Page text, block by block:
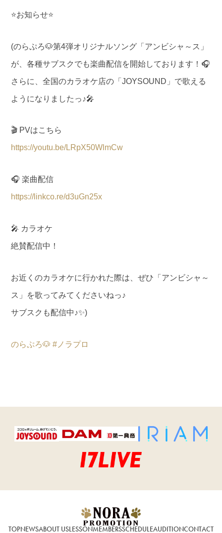
⭐お知らせ⭐
(のらぷろ🐶第4弾オリジナルソング「アンビシャ～ス」
が、各種サブスクでも楽曲配信を開始しております！🎧
さらに、全国のカラオケ店の「JOYSOUND」で歌える
ようになりましたっ♪🎤
🎬 PVはこちら
https://youtu.be/LRpX50WlmCw
🎧 楽曲配信
https://linkco.re/d3uGn25x
🎤 カラオケ
絶賛配信中！
お近くのカラオケに行かれた際は、ぜひ「アンビシャ～
ス」を歌ってみてくださいねっ♪
サブスクも配信中♪✨)
のらぷろ🐶 #ノラプロ
TOPNEWSABOUT USLESSONMEMBERSSCHEDULEAUDITIONCONTACT